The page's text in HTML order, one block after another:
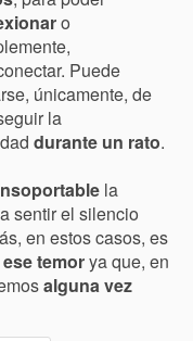
o
Puede
únicamente, de
la
durante un rato.
la
sentir el silencio
en estos casos, es
temorya que, en
alguna vez